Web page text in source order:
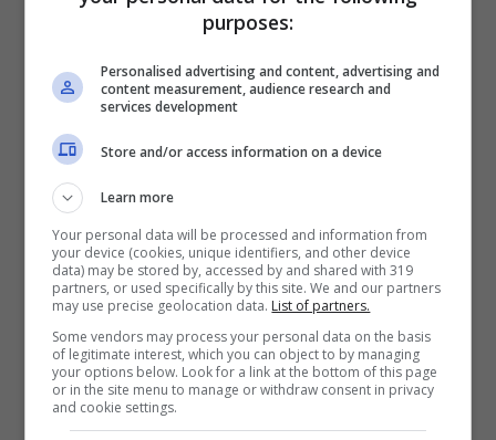
riforma della Curia: l’autore è il Papa
Insomma, se la pace per i cattolici è un
dono, per Francesco in modo particolare è
anche conseguenza di “un impegno
condiviso” , di un patto sociale tra uomini e
donne, tra istituzioni e cittadini, tra
generazioni. Una “architettura” e un
“artigianato”, ha spiegato, una
responsabilità “che coinvolge ognuno in
purposes:
Personalised advertising and content, advertising and
content measurement, audience research and
services development
Store and/or access information on a device
Learn more
Your personal data will be processed and information from
your device (cookies, unique identifiers, and other device
data) may be stored by, accessed by and shared with 319
partners, or used specifically by this site. We and our partners
may use precise geolocation data. List of partners.
Some vendors may process your personal data on the basis
of legitimate interest, which you can object to by managing
your options below. Look for a link at the bottom of this page
or in the site menu to manage or withdraw consent in privacy
and cookie settings.